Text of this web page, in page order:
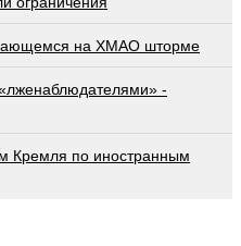
на ХМАО шторме
-
Кремля по иностранным